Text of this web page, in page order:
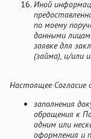
Иной
по моему
данными
заявке для
(займа), и/или
Настоящее Согласие
заполнения
обращения к
одним или
оформления и